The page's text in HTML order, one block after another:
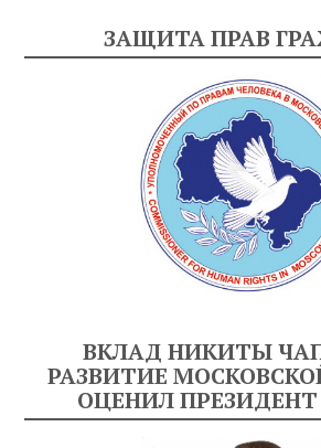
ЗАЩИТА ПРАВ
ВКЛАД НИКИТЫ
РАЗВИТИЕ
ОЦЕНИЛ